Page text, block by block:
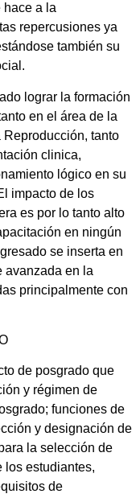
hace a la
repercusiones ya
también su
lograr la formación
en el área de la
tanto
clinica,
lógico en su
impacto de los
es por lo tanto alto
en ningún
se inserta en
avanzada en la
principalmente con
de posgrado que
y régimen de
funciones de
y designación de
la selección de
los estudiantes,
de